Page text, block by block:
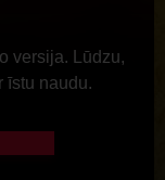
versija. Lūdzu,
īstu naudu.